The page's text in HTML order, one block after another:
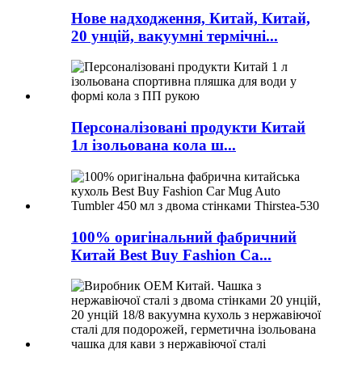
Нове надходження, Китай, Китай,
20 унцій, вакуумні термічні...
Персоналізовані продукти Китай
1л ізольована кола ш...
100% оригінальний фабричний
Китай Best Buy Fashion Ca...